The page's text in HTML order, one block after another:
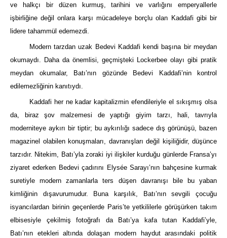
ve halkçı bir düzen kurmuş, tarihini ve varlığını emperyallerle
işbirliğine değil onlara karşı mücadeleye borçlu olan Kaddafi gibi bir
lidere tahammül edemezdi.
Modern tarzdan uzak Bedevi Kaddafi kendi başına bir meydan
okumaydı. Daha da önemlisi, geçmişteki Lockerbee olayı gibi pratik
meydan okumalar, Batı’nın gözünde Bedevi Kaddafi’nin kontrol
edilemezliğinin kanıtıydı.
Kaddafi her ne kadar kapitalizmin efendileriyle el sıkışmış olsa
da, biraz şov malzemesi de yaptığı giyim tarzı, hali, tavrıyla
moderniteye aykırı bir tiptir; bu aykırılığı sadece dış görünüşü, bazen
magazinel olabilen konuşmaları, davranışları değil kişiliğidir, düşünce
tarzıdır. Nitekim, Batı’yla zoraki iyi ilişkiler kurduğu günlerde Fransa’yı
ziyaret ederken Bedevi çadırını Elysée Sarayı’nın bahçesine kurmak
suretiyle modern zamanlarla ters düşen davranışı bile bu yaban
kimliğinin dışavurumudur. Buna karşılık, Batı’nın sevgili çocuğu
isyancılardan birinin geçenlerde Paris’te yetkililerle görüşürken takım
elbisesiyle çekilmiş fotoğrafı da Batı’ya kafa tutan Kaddafi’yle,
Batı’nın etekleri altında dolaşan modern haydut arasındaki politik